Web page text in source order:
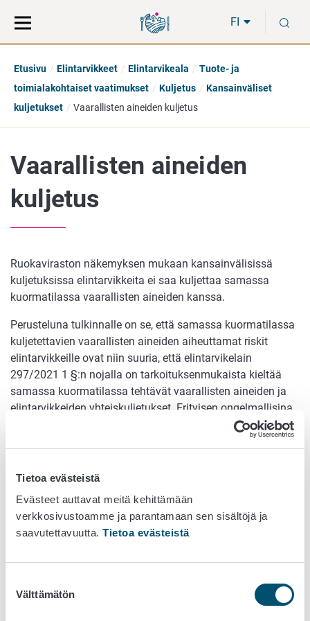
Tietoa evästeistä
Evästeet auttavat meitä kehittämään
verkkosivustoamme ja parantamaan sen sisältöjä ja
saavutettavuutta. Tietoa evästeistä
valinta
Välttämätön
suoraan
sisältöön
koko
sivuston
FI
Etusivu Elintarvikkeet Elintarvikeala
Tuote- ja
toimialakohtaiset vaatimukset
Kuljetus
Kansainväliset
kuljetukset
Vaarallisten aineiden kuljetus
Vaarallisten aineiden
kuljetus
Ruokaviraston näkemyksen mukaan kansainvälisissä
kuljetuksissa elintarvikkeita ei saa kuljettaa samassa
kuormatilassa vaarallisten aineiden kanssa.
Perusteluna tulkinnalle on se, että samassa kuormatilassa
kuljetettavien vaarallisten aineiden aiheuttamat riskit
elintarvikkeille ovat niin suuria, että elintarvikelain
297/2021 1 §:n nojalla on tarkoituksenmukaista kieltää
samassa kuormatilassa tehtävät vaarallisten aineiden ja
elintarvikkeiden yhteiskuljetukset. Erityisen ongelmallisina
pidetään niitä tapauksia, joissa terveydelle vaarallista
kaasua tai höyryä on mahdollista vapautua kuormatilaan.
vaarallisten aineiden osalta tehdään, niin tuotteet on
pakattava tiiviiseen kuljetuslaatikkoon siten, että
vaarallisesta aineesta ei pääse vapautumaan kaasuja tai
höyryjä kuljetustilaan. Näin varmistetaan, ettei kuormatilan
elintarvikkeiden saastumista ja vakavien terveysvaarojen
syntymistä.